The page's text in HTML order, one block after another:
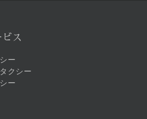
ビス
ー
クシー
ー